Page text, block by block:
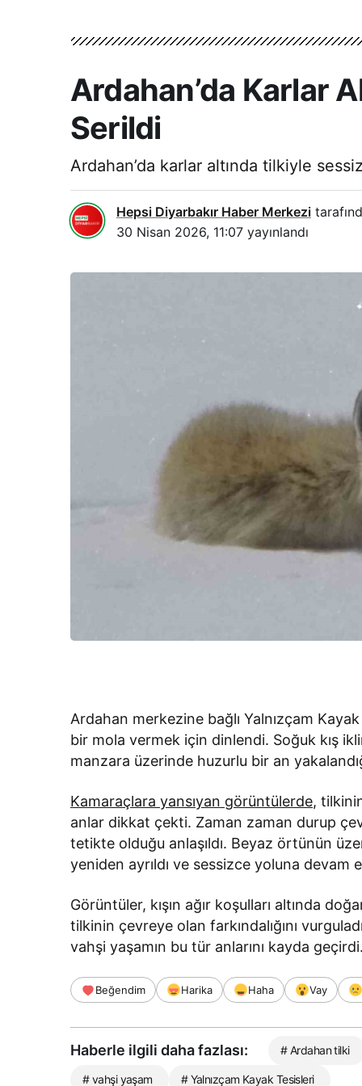
Ardahan’da Karlar
Serildi
Ardahan’da karlar altında tilkiyle
Hepsi Diyarbakır Haber Merkezi
30 Nisan 2026, 11:07 yayınlandı
Ardahan merkezine bağlı Yalnızçam
bir mola vermek için dinlendi. Soğuk kış
manzara üzerinde huzurlu bir an
Kamaraçlara yansıyan görüntülerde,
anlar dikkat çekti. Zaman zaman durup
tetikte olduğu anlaşıldı. Beyaz örtünün
yeniden ayrıldı ve sessizce yoluna devam
Görüntüler, kışın ağır koşulları altında
tilkinin çevreye olan farkındalığını
vahşi yaşamın bu tür anlarını kayda
Beğendim Harika Haha Vay
Haberle ilgili daha fazlası: # Ardahan tilki
# vahşi yaşam # Yalnızçam Kayak Tesisleri